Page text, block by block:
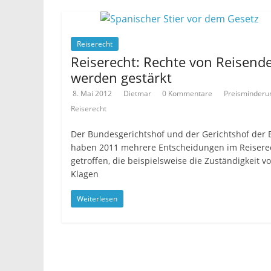
Reiserecht
Reiserecht: Rechte von
werden gestärkt
8. Mai 2012 Dietmar 0 Kommentare
Reiserecht
Der Bundesgerichtshof und der Gerichtshof der
haben 2011 mehrere Entscheidungen im
getroffen, die beispielsweise die Zuständigkeit
Klagen
Weiterlesen